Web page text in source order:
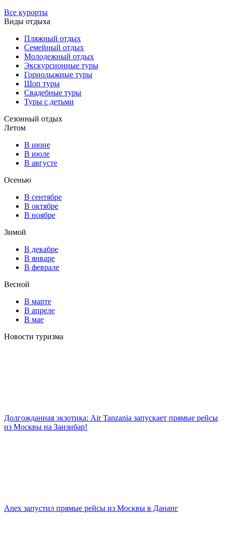
Все курорты
Виды отдыха
Пляжный отдых
Семейный отдых
Молодежный отдых
Экскурсионные туры
Горнолыжные туры
Шоп туры
Свадебные туры
Туры с детьми
Сезонный отдых
Летом
В июне
В июле
В августе
Осенью
В сентябре
В октябре
В ноябре
Зимой
В декабре
В январе
В феврале
Весной
В марте
В апреле
В мае
Новости туризма
Долгожданная экзотика: Air Tanzania запускает прямые рейсы
из Москвы на Занзибар!
Anex запустил прямые рейсы из Москвы в Дананг